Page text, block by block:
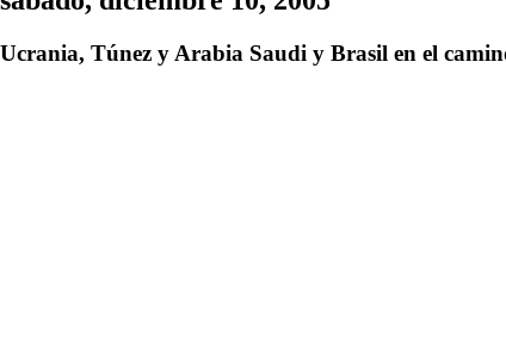
Ucrania, Túnez y Arabia Saudi y Brasil en el